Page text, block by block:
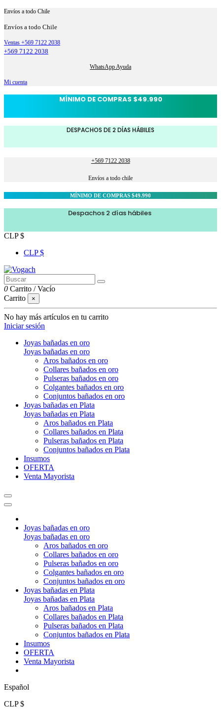
Envíos a todo Chile
Envíos a todo Chile
Ventas +569 7122 2038
+569 7122 2038
WhatsApp Ayuda
Mi cuenta
MÍNIMO DE COMPRAS $49.990
DESPACHOS DE 2 DÍAS HÁBILES
+569 7122 2038
Envíos a todo chile
MÍNIMO DE COMPRAS $49.990
Despachos 2 días hábiles
CLP $
CLP $
0 Carrito /Vacío
Carrito
×
No hay más artículos en tu carrito
Iniciar sesión
Joyas bañadas en oro
Joyas bañadas en oro
Aros bañados en oro
Collares bañados en oro
Pulseras bañados en oro
Colgantes bañados en oro
Conjuntos bañados en oro
Joyas bañadas en Plata
Joyas bañadas en Plata
Aros bañados en Plata
Collares bañados en Plata
Pulseras bañados en Plata
Conjuntos bañados en Plata
Insumos
OFERTA
Venta Mayorista
Joyas bañadas en oro
Joyas bañadas en oro
Aros bañados en oro
Collares bañados en oro
Pulseras bañados en oro
Colgantes bañados en oro
Conjuntos bañados en oro
Joyas bañadas en Plata
Joyas bañadas en Plata
Aros bañados en Plata
Collares bañados en Plata
Pulseras bañados en Plata
Conjuntos bañados en Plata
Insumos
OFERTA
Venta Mayorista
Español
CLP $